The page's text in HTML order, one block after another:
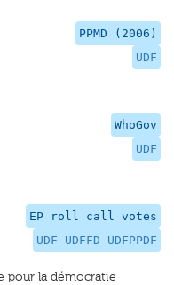
PPMD (2006)
UDF
WhoGov
UDF
EP roll call votes
UDF UDFFD UDFPPDF
pour la démocratie